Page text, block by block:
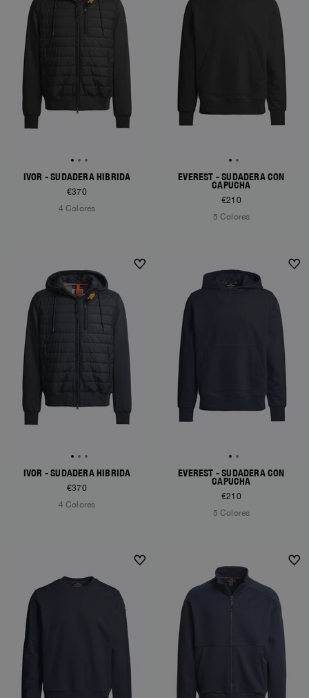
IVOR - SUDADERA HÍBRIDA
€370
4 Colores
EVEREST - SUDADERA CON
CAPUCHA
€210
5 Colores
IVOR - SUDADERA HÍBRIDA
€370
4 Colores
EVEREST - SUDADERA CON
CAPUCHA
€210
5 Colores